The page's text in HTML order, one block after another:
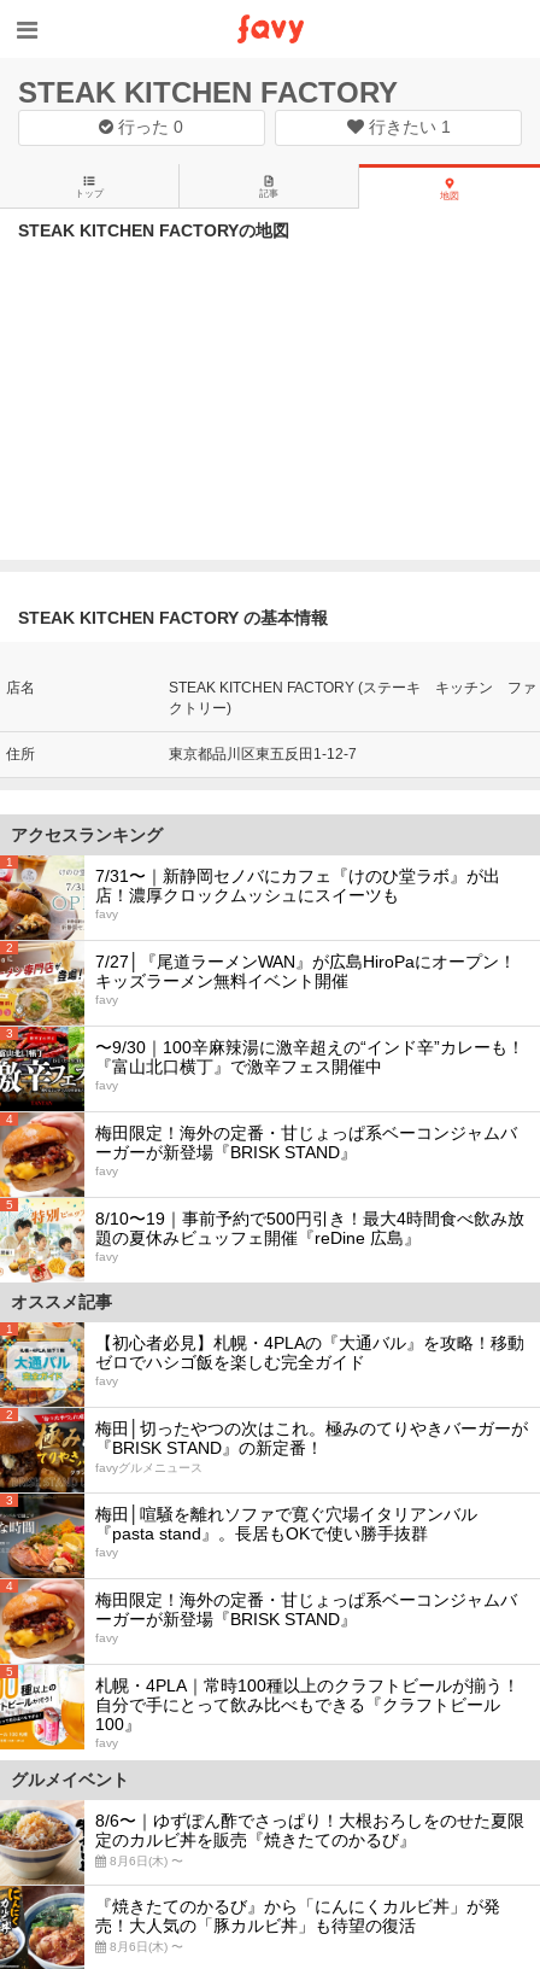
STEAK KITCHEN FACTORY
行った0 行きたい 1
トップ 記事 地図
STEAK KITCHEN FACTORYの地図
STEAK KITCHEN FACTORY の基本情報
店名
STEAK KITCHEN FACTORY (ステーキ キッチン ファ
クトリー)
住所 東京都品川区東五反田1-12-7
アクセスランキング
1
7/31〜｜新静岡セノバにカフェ『けのひ堂ラボ』が出
店！濃厚クロックムッシュにスイーツも
favy
2
7/27│『尾道ラーメンWAN』が広島HiroPaにオープン！
キッズラーメン無料イベント開催
favy
3
〜9/30｜100辛麻辣湯に激辛超えの“インド辛”カレーも！
『富山北口横丁』で激辛フェス開催中
favy
4
梅田限定！海外の定番・甘じょっぱ系ベーコンジャムバ
ーガーが新登場『BRISK STAND』
favy
5
8/10〜19｜事前予約で500円引き！最大4時間食べ飲み放
題の夏休みビュッフェ開催『reDine 広島』
favy
オススメ記事
1
【初心者必見】札幌・4PLAの『大通バル』を攻略！移動
ゼロでハシゴ飯を楽しむ完全ガイド
favy
2
梅田│切ったやつの次はこれ。極みのてりやきバーガーが
『BRISK STAND』の新定番！
favyグルメニュース
3
梅田│喧騒を離れソファで寛ぐ穴場イタリアンバル
『pasta stand』。長居もOKで使い勝手抜群
favy
4
梅田限定！海外の定番・甘じょっぱ系ベーコンジャムバ
ーガーが新登場『BRISK STAND』
favy
5
札幌・4PLA｜常時100種以上のクラフトビールが揃う！
自分で手にとって飲み比べもできる『クラフトビール
100』
favy
グルメイベント
8/6〜｜ゆずぽん酢でさっぱり！大根おろしをのせた夏限
定のカルビ丼を販売『焼きたてのかるび』
8月6日(木) 〜
『焼きたてのかるび』から「にんにくカルビ丼」が発
売！大人気の「豚カルビ丼」も待望の復活
8月6日(木) 〜